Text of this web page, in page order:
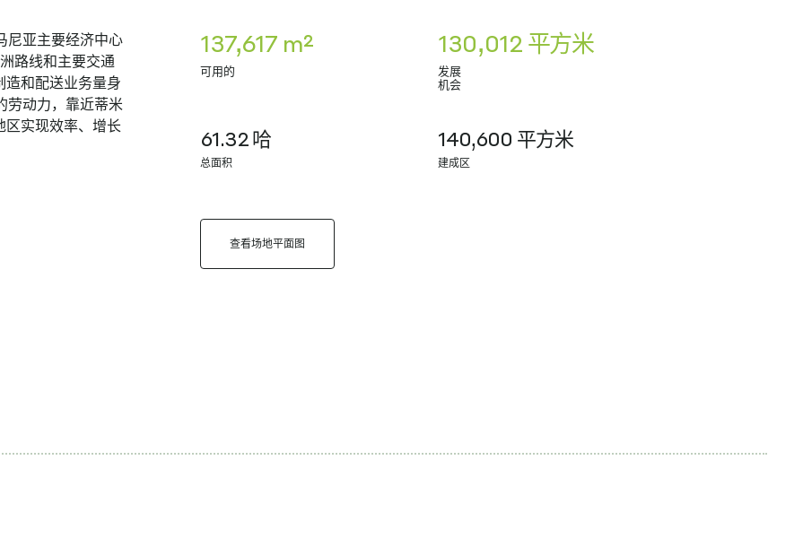
亚主要经济中心
路线和主要交通
和配送业务量身
动力，靠近蒂米
区实现效率、增长
137,617 m²
可用的
130,012 平方米
发展
机会
61.32 哈
总面积
140,600 平方米
建成区
查看场地平面图